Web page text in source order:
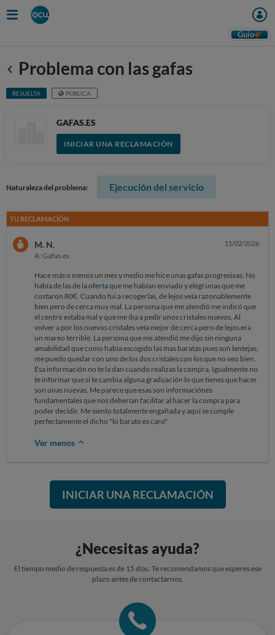
Guio
Anterior
Problema con las gafas
RESUELTA PÚBLICA
GAFAS.ES
INICIAR UNA RECLAMACIÓN
Naturaleza del problema: Ejecución del servicio
TU RECLAMACIÓN
M. N.
A: Gafas.es
11/02/2026
Hace más o menos un mes y medio me hice unas gafas progresivas. No
había de las de laofertaque me habían enviado y elegí unas que me
costaron 80€. Cuando fui a recogerlas, de lejos veía razonablemente
bien pero de cerca muy mal. La persona que me atendió me indicó que
el centro estaba mal y que me iba a pedir unos cristales nuevos. Al
volver a por los nuevos cristales veía mejor de cerca pero de lejos era
un mareo terrible. La persona que me atendió me dijo sin ninguna
amabilidad que como había escogido las mas baratas pues son lentejas,
me puedo quedar con uno de los dos cristales con los que no veo bien.
Esa información no te la dan cuando realizas la compra. Igualmente no
te informar que si te cambia alguna graduación lo que tienes que hacer
son unas nuevas. Me parece que esas son informaciónes
fundamentales que nos deberían facilitar al hacer la compra para
poder decidir. Me siento totalmente engañada y aquí se cumple
perfectamente el dicho "lo barato es caro"
Ver menos
INICIAR UNA RECLAMACIÓN
¿Necesitas ayuda?
El tiempo medio de respuesta es de 15 días. Te recomendamos que esperes ese
plazo antes de contactarnos.